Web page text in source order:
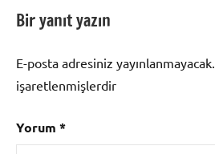
Bir yanıt yazın
E-posta adresiniz yayınlanmayacak.
işaretlenmişlerdir
Yorum *